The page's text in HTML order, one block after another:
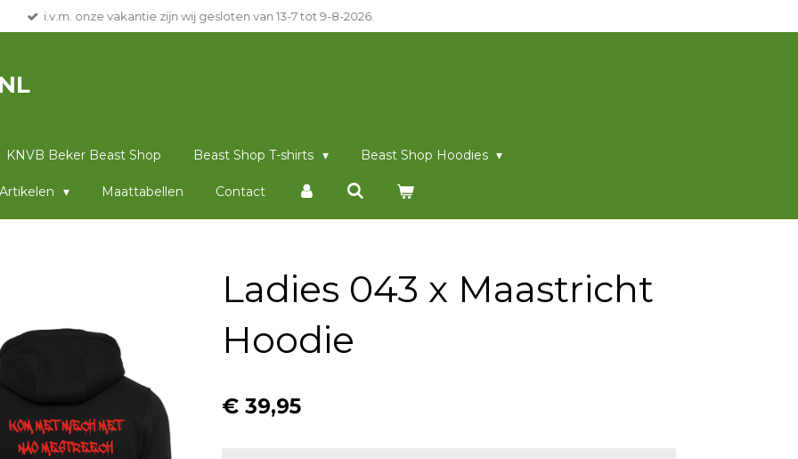
i.v.m. onze vakantie zijn wij gesloten van 13-7 tot 9-8-2026.
KNVB Beker Beast Shop Beast Shop T-shirts Beast Shop Hoodies
Maattabellen Contact
Ladies 043 x Maastricht
Hoodie
€ 39,95